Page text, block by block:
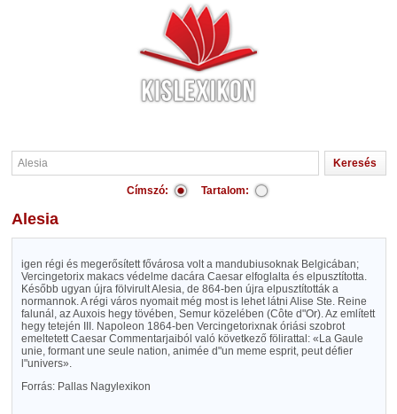
Címszó: Tartalom:
Alesia
igen régi és megerősített fővárosa volt a mandubiusoknak Belgicában;
Vercingetorix makacs védelme dacára Caesar elfoglalta és elpusztította.
Később ugyan újra fölvirult Alesia, de 864-ben újra elpusztították a
normannok. A régi város nyomait még most is lehet látni Alise Ste. Reine
falunál, az Auxois hegy tövében, Semur közelében (Côte d"Or). Az említett
hegy tetején III. Napoleon 1864-ben Vercingetorixnak óriási szobrot
emeltetett Caesar Commentarjaiból való következő fölirattal: «La Gaule
unie, formant une seule nation, animée d"un meme esprit, peut défier
l"univers».
Forrás: Pallas Nagylexikon